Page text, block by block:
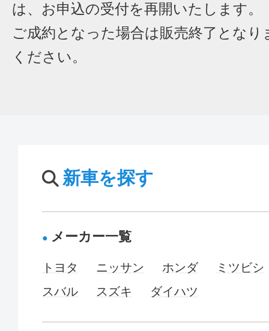
は、お申込の受付を再開いたします。
ご成約となった場合は販売終了となり
ください。
新車を探す
メーカー一覧
トヨタ ニッサン ホンダ
ミツビシ
スバル
スズキ ダイハツ